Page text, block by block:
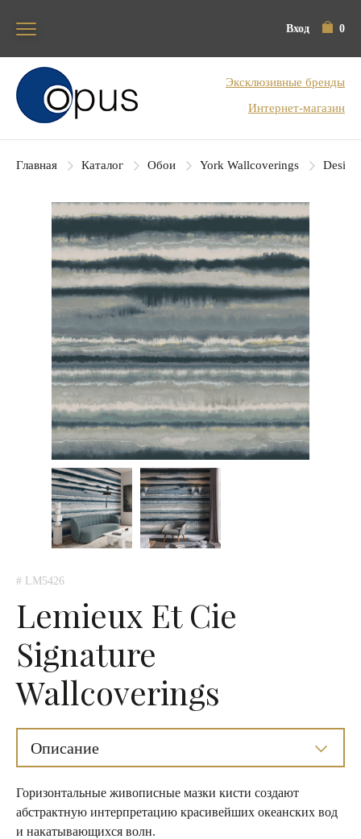
Вход 0
Блок поиска
Эксклюзивные бренды
Интернет-магазин
Главная Каталог Обои York Wallcoverings
# LM5426
Lemieux Et Cie
Signature
Wallcoverings
Описание
Горизонтальные живописные мазки кисти создают
абстрактную интерпретацию красивейших океанских вод
и накатывающихся волн.